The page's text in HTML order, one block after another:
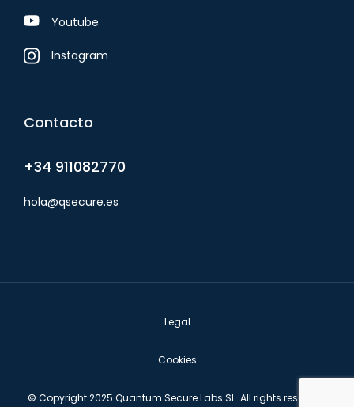
Youtube
Instagram
Contacto
+34 911082770
hola@qsecure.es
© Copyright 2025 Quantum Secure Labs SL. All rights reserved.
Legal
Cookies